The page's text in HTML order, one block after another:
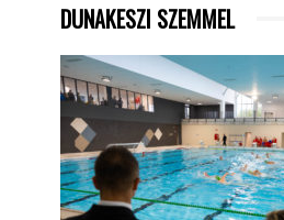
DUNAKESZI SZEMMEL